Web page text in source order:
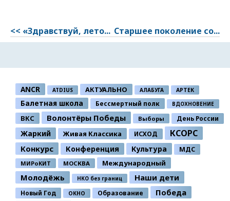
<< «Здравствуй, лето... Старшее поколение со...
ANCR ATDIUS АКТУАЛЬНО АЛАБУГА АРТЕК
Балетная школа Бессмертный полк ВДОХНОВЕНИЕ
ВКС Волонтёры Победы Выборы День России
Жаркий Живая Классика ИСХОД КСОРС
Конкурс Конференция Культура МДС
МИРоКИТ МОСКВА Международный
Молодёжь НКО без границ Наши дети
Новый Год ОКНО Образование Победа